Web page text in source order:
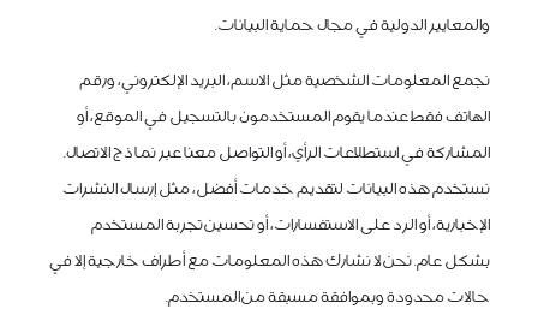
والمعايير الدولية في مجال حماية البيانات.
نجمع المعلومات الشخصية مثل الاسم، البريد الإلكتروني، ورقم
الهاتف فقط عندما يقوم المستخدمون بالتسجيل في الموقع، أو
المشاركة في استطلاعات الرأي، أو التواصل معنا عبر نماذج الاتصال.
نستخدم هذه البيانات لتقديم خدمات أفضل، مثل إرسال النشرات
الإخبارية، أو الرد على الاستفسارات، أو تحسين تجربة المستخدم
بشكل عام. نحن لا نشارك هذه المعلومات مع أطراف خارجية إلا في
حالات محدودة وبموافقة مسبقة من المستخدم.